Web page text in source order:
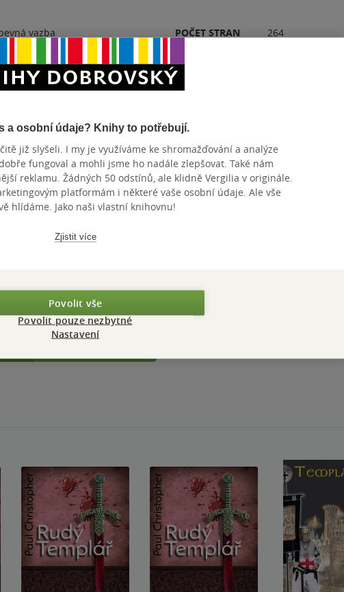
vazba
POČET STRAN
264
ISBN
978-80-7463-
a recenze čtenářů
SVÉ HODNOCENÍ KNIHY
Přidat hodnocení
a osobní údaje? Knihy to potřebují.
již slyšeli. I my je využíváme ke shromažďování a analýze
fungoval a mohli jsme ho nadále zlepšovat. Také nám
reklamu. Žádných 50 odstínů, ale klidně Vergilia v originále.
platformám i některé vaše osobní údaje. Ale vše
hlídáme. Jako naši vlastní knihovnu!
Zjistit více
Povolit vše
Povolit pouze nezbytné
Nastavení